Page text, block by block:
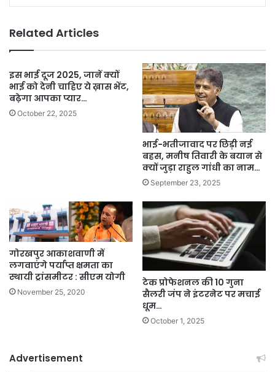
Related Articles
इस भाई दूज 2025, जानें क्यों
भाई को देनी चाहिए ये ख़ास भेंट,
बढ़ेगा आपका प्यार…
October 22, 2025
भाई-भतीजावाद पर छिड़ी नई
बहस, मनीष तिवारी के बयान से
क्यों जुड़ा राहुल गांधी का नाम…
September 23, 2025
गोरखपुर आकाशवाणी में
लगवाएंगे पर्याप्त क्षमता का
स्थायी ट्रांसमीटर : सीएम योगी
November 25, 2020
टेक प्रोफेशनल की 10 गुना
सैलरी जंप ने इंटरनेट पर मचाई
धूम…
October 1, 2025
Advertisement